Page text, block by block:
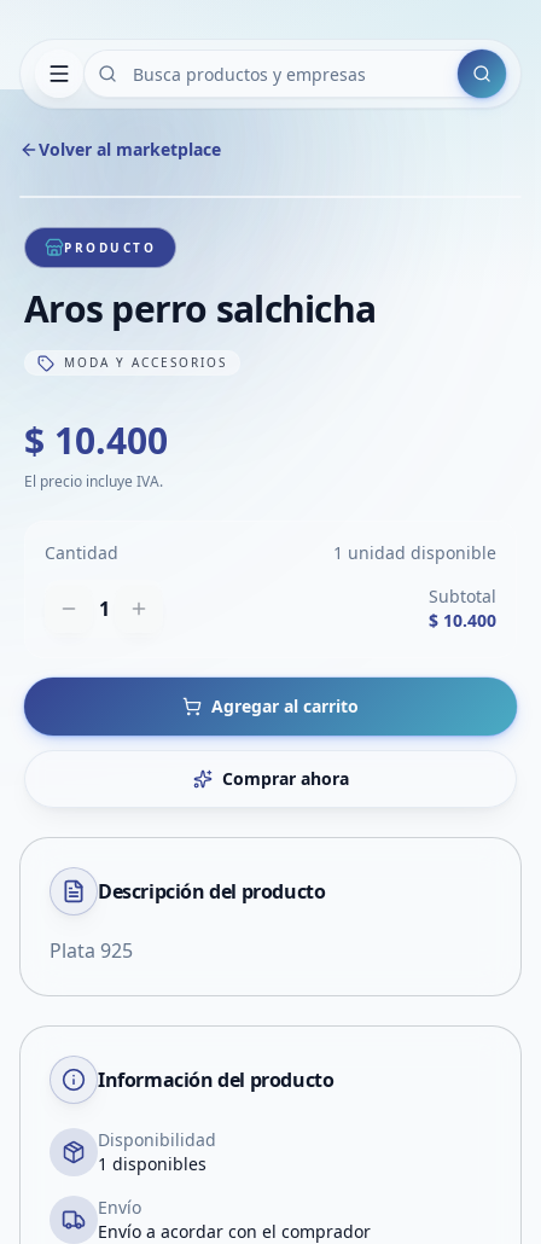
Buscar
Volver al marketplace
1/1
PRODUCTO
Aros perro salchicha
MODA Y ACCESORIOS
$ 10.400
El precio incluye IVA.
Cantidad 1 unidad disponible
1
Subtotal
$ 10.400
Agregar al carrito
Comprar ahora
Descripción del producto
Plata 925
Información del producto
Disponibilidad
1 disponibles
Envío
Envío a acordar con el comprador